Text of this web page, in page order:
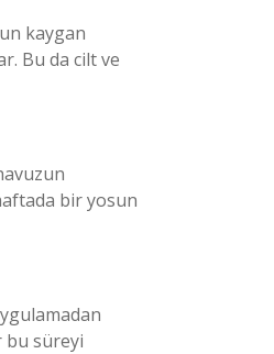
kaygan
Bu da cilt ve
bir yosun
bu süreyi